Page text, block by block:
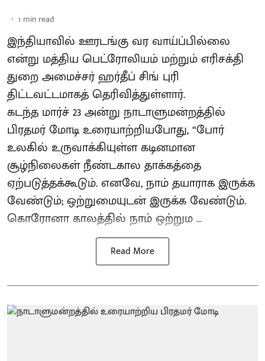
1 min read
இந்தியாவில் ஊரடங்கு வர வாய்ப்பில்லை
என்று மத்திய பெட்ரோலியம் மற்றும் எரிசக்தி
துறை அமைச்சர் ஹர்தீப் சிங் புரி
திட்டவட்டமாகத் தெரிவித்துள்ளார்.
கடந்த மார்ச் 23 அன்று நாடாளுமன்றத்தில்
பிரதமர் மோடி உரையாற்றியபோது, “போர்
உலகில் உருவாக்கியுள்ள கடினமான
சூழ்நிலைகள் நீண்டகால தாக்கத்தை
ஏற்படுத்தக்கூடும். எனவே, நாம் தயாராக இருக்க
வேண்டும்; ஒற்றுமையுடன் இருக்க வேண்டும்.
கொரோனா காலத்தில் நாம் ஒற்றும ...
Read More